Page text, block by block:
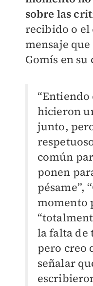
sobre las
recibido o
mensaje
Gomís en su
hicieron
junto,
común
ponen
pésame”,
momento
la falta de
pero creo
señalar